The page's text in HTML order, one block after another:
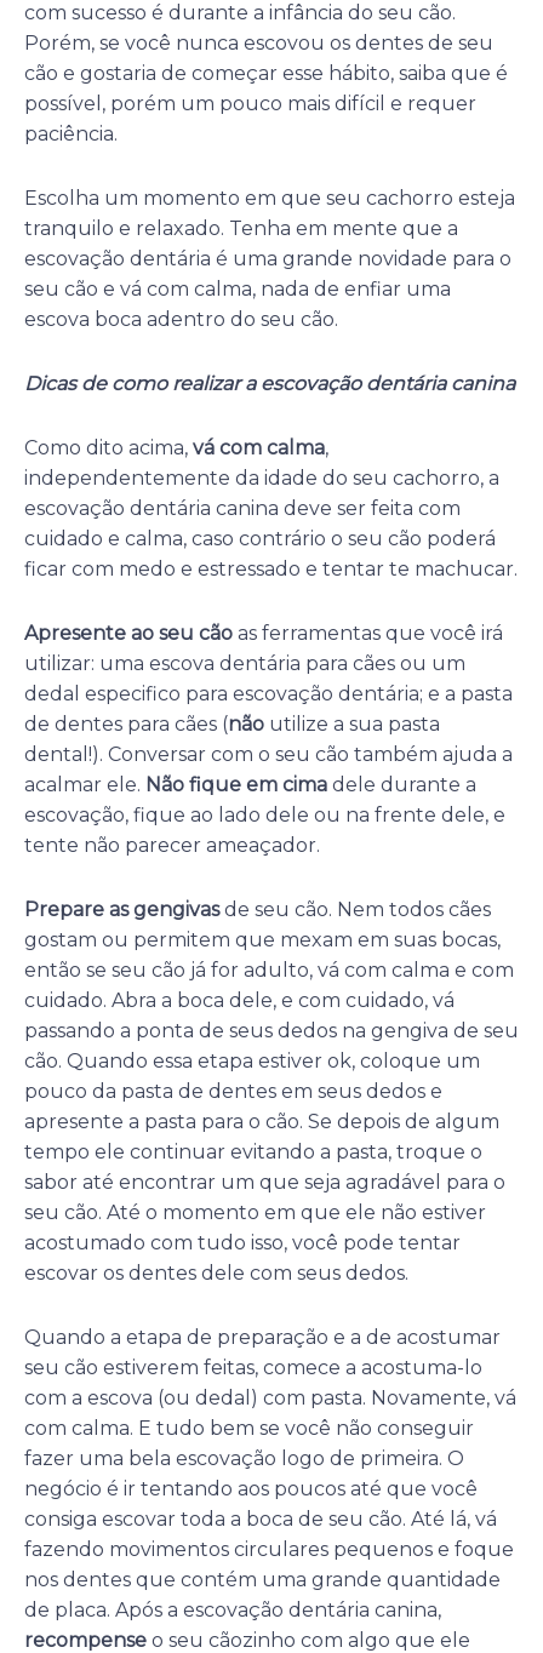
com sucesso é durante a infância do seu cão.
Porém, se você nunca escovou os dentes de seu
cão e gostaria de começar esse hábito, saiba que é
possível, porém um pouco mais difícil e requer
paciência.
Escolha um momento em que seu cachorro esteja
tranquilo e relaxado. Tenha em mente que a
escovação dentária é uma grande novidade para o
seu cão e vá com calma, nada de enfiar uma
escova boca adentro do seu cão.
Dicas de como realizar a escovação dentária canina
Como dito acima, vá com calma,
independentemente da idade do seu cachorro, a
escovação dentária canina deve ser feita com
cuidado e calma, caso contrário o seu cão poderá
ficar com medo e estressado e tentar te machucar.
Apresente ao seu cão as ferramentas que você irá
utilizar: uma escova dentária para cães ou um
dedal especifico para escovação dentária; e a pasta
de dentes para cães (não utilize a sua pasta
dental!). Conversar com o seu cão também ajuda a
acalmar ele. Não fique em cima dele durante a
escovação, fique ao lado dele ou na frente dele, e
tente não parecer ameaçador.
Prepare as gengivasde seu cão. Nem todos cães
gostam ou permitem que mexam em suas bocas,
então se seu cão já for adulto, vá com calma e com
cuidado. Abra a boca dele, e com cuidado, vá
passando a ponta de seus dedos na gengiva de seu
cão. Quando essa etapa estiver ok, coloque um
pouco da pasta de dentes em seus dedos e
apresente a pasta para o cão. Se depois de algum
tempo ele continuar evitando a pasta, troque o
sabor até encontrar um que seja agradável para o
seu cão. Até o momento em que ele não estiver
acostumado com tudo isso, você pode tentar
escovar os dentes dele com seus dedos.
Quando a etapa de preparação e a de acostumar
seu cão estiverem feitas, comece a acostuma-lo
com a escova (ou dedal) com pasta. Novamente, vá
com calma. E tudo bem se você não conseguir
fazer uma bela escovação logo de primeira. O
negócio é ir tentando aos poucos até que você
consiga escovar toda a boca de seu cão. Até lá, vá
fazendo movimentos circulares pequenos e foque
nos dentes que contém uma grande quantidade
de placa. Após a escovação dentária canina,
recompense o seu cãozinho com algo que ele